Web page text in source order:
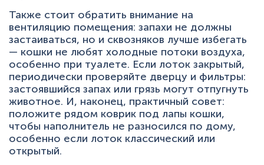
Также стоит обратить внимание на
вентиляцию помещения: запахи не должны
застаиваться, но и сквозняков лучше избегать
— кошки не любят холодные потоки воздуха,
особенно при туалете. Если лоток закрытый,
периодически проверяйте дверцу и фильтры:
застоявшийся запах или грязь могут отпугнуть
животное. И, наконец, практичный совет:
положите рядом коврик под лапы кошки,
чтобы наполнитель не разносился по дому,
особенно если лоток классический или
открытый.